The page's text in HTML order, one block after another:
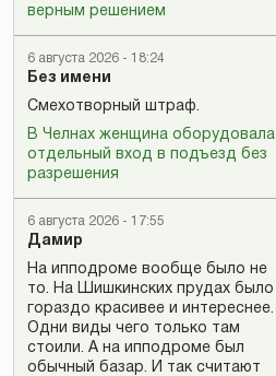
верным решением
6 августа 2026 - 18:24
Без имени
Смехотворный штраф.
В Челнах женщина оборудовала
отдельный вход в подъезд без
разрешения
6 августа 2026 - 17:55
Дамир
На ипподроме вообще было не
то. На Шишкинских прудах было
гораздо красивее и интереснее.
Одни виды чего только там
стоили. А на ипподроме был
обычный базар. И так считают